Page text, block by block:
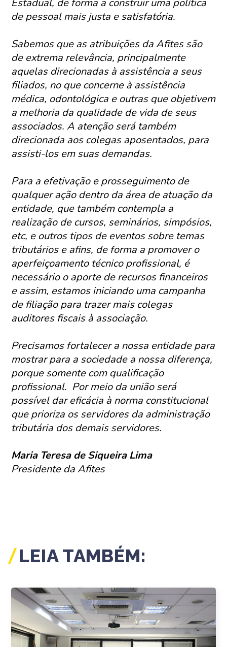
Estadual, de forma a construir uma política
de pessoal mais justa e satisfatória.
Sabemos que as atribuições da Afites são
de extrema relevância, principalmente
aquelas direcionadas à assistência a seus
filiados, no que concerne à assistência
médica, odontológica e outras que objetivem
a melhoria da qualidade de vida de seus
associados. A atenção será também
direcionada aos colegas aposentados, para
assisti-los em suas demandas.
Para a efetivação e prosseguimento de
qualquer ação dentro da área de atuação da
entidade, que também contempla a
realização de cursos, seminários, simpósios,
etc, e outros tipos de eventos sobre temas
tributários e afins, de forma a promover o
aperfeiçoamento técnico profissional, é
necessário o aporte de recursos financeiros
e assim, estamos iniciando uma campanha
de filiação para trazer mais colegas
auditores fiscais à associação.
Precisamos fortalecer a nossa entidade para
mostrar para a sociedade a nossa diferença,
porque somente com qualificação
profissional. Por meio da união será
possível dar eficácia à norma constitucional
que prioriza os servidores da administração
tributária dos demais servidores.
Maria Teresa de Siqueira Lima
Presidente da Afites
LEIA TAMBÉM: